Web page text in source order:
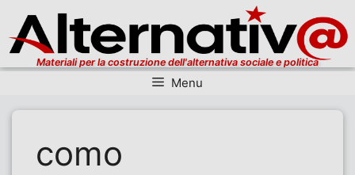
Materiali per la costruzione dell'alternativa sociale e politica
Menu
como